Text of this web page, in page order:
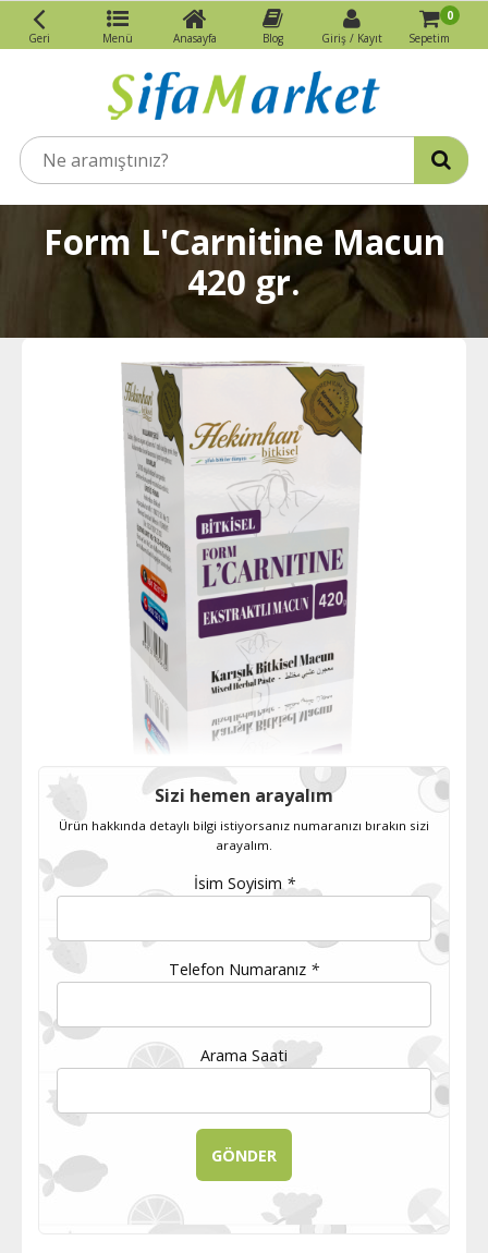
Form L'Carnitine Macun
420 gr.
Sizi hemen arayalım
Ürün hakkında detaylı bilgi istiyorsanız numaranızı bırakın sizi
arayalım.
İsim Soyisim *
Telefon Numaranız *
Arama Saati
Geri Menü Anasayfa Blog Giriş / Kayıt Sepetim
0